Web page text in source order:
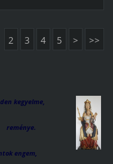
2 3 4 5 > >>
kegyelme,
reménye.
engem,